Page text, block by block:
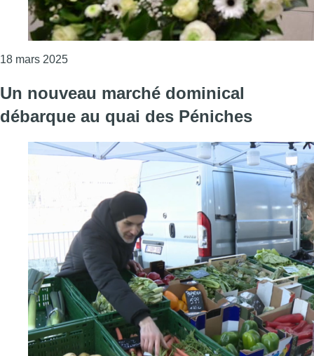
18 mars 2025Consulter l'article "Une marche pour la paix en
Un nouveau marché dominical
débarque au quai des Péniches